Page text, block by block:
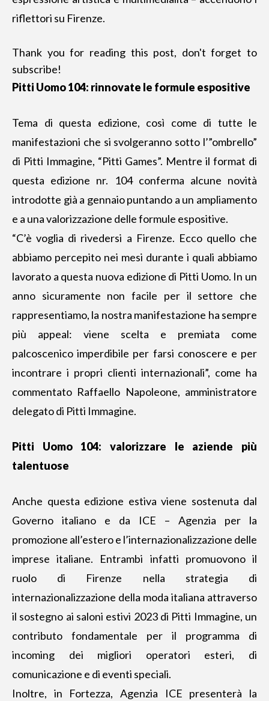
riflettori su Firenze.
Thank you for reading this post, don't forget to
subscribe!
Pitti Uomo 104: rinnovate le formule espositive
Tema di questa edizione, così come di tutte le
manifestazioni che si svolgeranno sotto l’”ombrello”
di Pitti Immagine, “Pitti Games”. Mentre il format di
questa edizione nr. 104 conferma alcune novità
introdotte già a gennaio puntando a un ampliamento
e a una valorizzazione delle formule espositive.
“C’è voglia di rivedersi a Firenze. Ecco quello che
abbiamo percepito nei mesi durante i quali abbiamo
lavorato a questa nuova edizione di Pitti Uomo. In un
anno sicuramente non facile per il settore che
rappresentiamo, la nostra manifestazione ha sempre
più appeal: viene scelta e premiata come
palcoscenico imperdibile per farsi conoscere e per
incontrare i propri clienti internazionali”, come ha
commentato Raffaello Napoleone, amministratore
delegato di Pitti Immagine.
Pitti Uomo 104: valorizzare le aziende più
talentuose
Anche questa edizione estiva viene sostenuta dal
Governo italiano e da ICE – Agenzia per la
promozione all’estero e l’internazionalizzazione delle
imprese italiane. Entrambi infatti promuovono il
ruolo di Firenze nella strategia di
internazionalizzazione della moda italiana attraverso
il sostegno ai saloni estivi 2023 di Pitti Immagine, un
contributo fondamentale per il programma di
incoming dei migliori operatori esteri, di
comunicazione e di eventi speciali.
Inoltre, in Fortezza, Agenzia ICE presenterà la